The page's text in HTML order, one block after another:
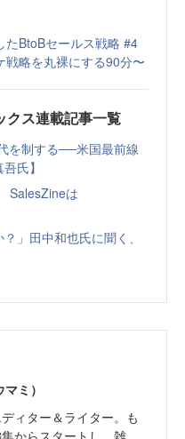
たBtoBセールス戦略 #4
略を丸裸にする90分〜
クス連載記事一覧
を制する──米国最前線
氏】
SalesZineは
」田中和也氏に聞く、
ミ）
ィター＆ライター。も
からスタートし、雑